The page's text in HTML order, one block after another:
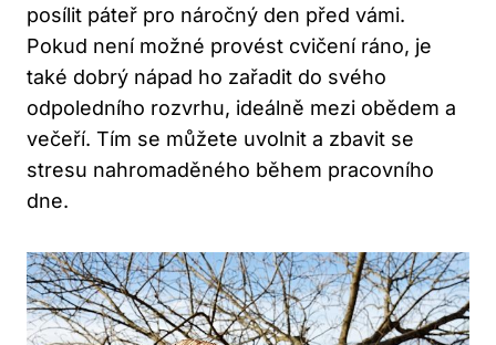
posílit páteř pro náročný⁤ den před vámi.
Pokud není možné provést‌ cvičení ráno, je
také ⁣dobrý ⁣nápad⁣ ho zařadit ​do svého
odpoledního rozvrhu, ⁤ideálně mezi obědem a
večeří. Tím se můžete uvolnit ⁣a zbavit ‍se
stresu nahromaděného během pracovního
dne.